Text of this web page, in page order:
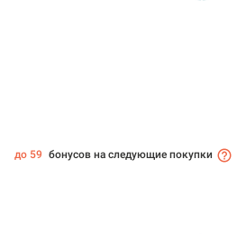
до 59 бонусов на следующие покупки